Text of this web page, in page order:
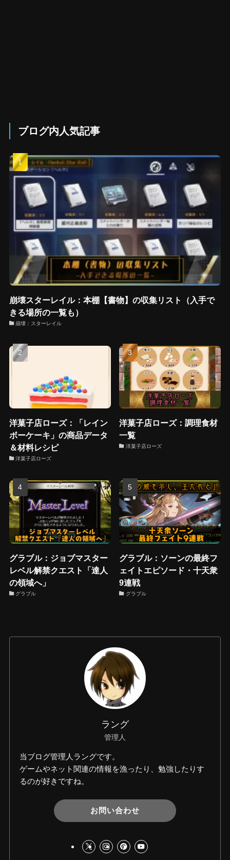
ブログ内人気記事
崩壊スターレイル：本棚【書物】の収集リスト（入手で
きる場所の一覧も）
崩壊：スターレイル
洋菓子店ローズ：「レイン
ボーケーキ」の商品データ
＆材料レシピ
洋菓子店ローズ
洋菓子店ローズ：調理食材
一覧
洋菓子店ローズ
グラブル：ジョブマスター
レベル解禁クエスト「達人
の領域へ」
グラブル
グラブル：ソーンの最終フ
ェイトエピソード・十天衆
9連戦
グラブル
ラング
管理人
当ブログ管理人ラングです。
ゲームやネット関連の情報を漁ったり、勉強したりす
るのが好きですね。
お問い合わせ